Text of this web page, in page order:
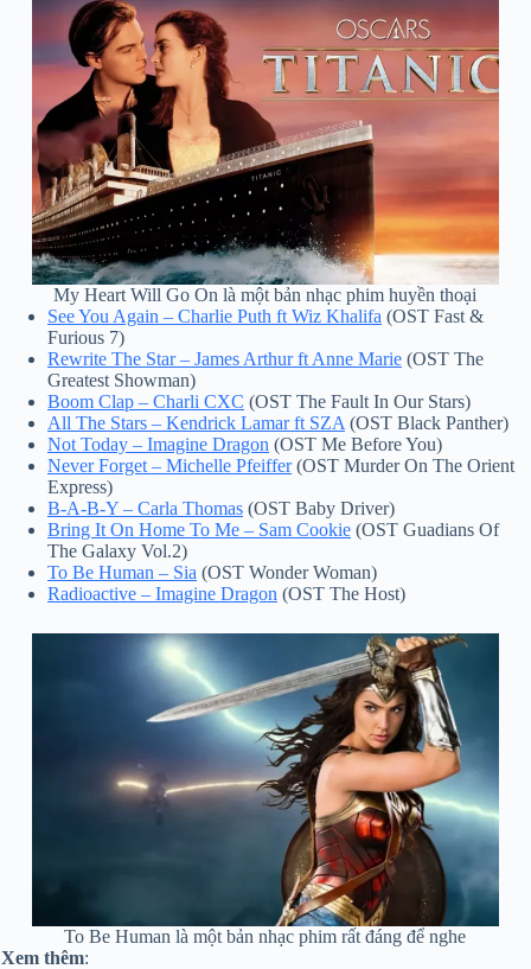
My Heart Will Go On là một bản nhạc phim huyền thoại
See You Again – Charlie Puth ft Wiz Khalifa (OST Fast &
Furious 7)
Rewrite The Star – James Arthur ft Anne Marie (OST The
Greatest Showman)
Boom Clap – Charli CXC (OST The Fault In Our Stars)
All The Stars – Kendrick Lamar ft SZA (OST Black Panther)
Not Today – Imagine Dragon (OST Me Before You)
Never Forget – Michelle Pfeiffer(OST Murder On The Orient
Express)
B-A-B-Y – Carla Thomas (OST Baby Driver)
Bring It On Home To Me – Sam Cookie (OST Guadians Of
The Galaxy Vol.2)
To Be Human – Sia (OST Wonder Woman)
Radioactive – Imagine Dragon (OST The Host)
To Be Human là một bản nhạc phim rất đáng để nghe
Xem thêm: